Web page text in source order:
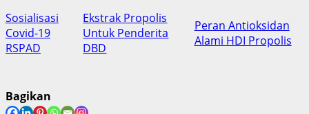
Sosialisasi
Covid-19
RSPAD
Ekstrak Propolis
Untuk Penderita
DBD
Peran Antioksidan
Alami HDI Propolis
Bagikan